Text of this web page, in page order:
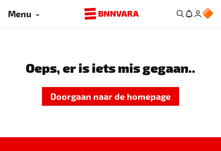
Menu
Oeps, er is iets mis gegaan..
Doorgaan naar de homepage